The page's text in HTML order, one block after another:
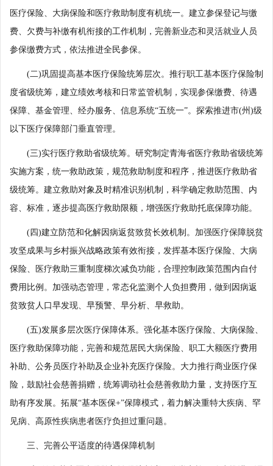
医疗保险、大病保险和医疗救助制度有机统一。建立参保登记与缴
费、欠费与补缴有机衔接的工作机制，完善新业态和灵活就业人员
参保缴费方式，依法推进全民参保。
(二)巩固提高基本医疗保险统筹层次。推行职工基本医疗保险制
度省级统筹，建立绩效考核和日常监管机制，实现参保缴费、待遇
保障、基金管理、经办服务、信息系统“五统一”。探索推进市(州)级
以下医疗保障部门垂直管理。
(三)实行医疗救助省级统筹。研究制定青海省医疗救助省级统筹
实施方案，统一救助政策，规范救助制度和程序，推进医疗救助省
级统筹。建立救助对象及时精准识别机制，科学确定救助范围、内
容、标准，逐步提高医疗救助限额，增强医疗救助托底保障功能。
(四)建立防范和化解因病返贫致贫长效机制。加强医疗保障脱贫
攻坚成果与乡村振兴战略政策有效衔接，发挥基本医疗保险、大病
保险、医疗救助三重制度梯次减负功能，合理控制政策范围内自付
费用比例。加强动态管理，常态化监测个人负担费用，做到因病返
贫致贫人口早发现、早预警、早分析、早救助。
(五)发展多层次医疗保障体系。强化基本医疗保险、大病保险、
医疗救助保障功能，完善和规范居民大病保险、职工大额医疗费用
补助、公务员医疗补助及企业补充医疗保险。大力推行商业医疗保
险，鼓励社会慈善捐赠，统筹调动社会慈善救助力量，支持医疗互
助有序发展。拓展“基本医保+”保障模式，着力解决重特大疾病、罕
见病、高原性疾病患者医疗负担过重问题。
三、完善公平适度的待遇保障机制